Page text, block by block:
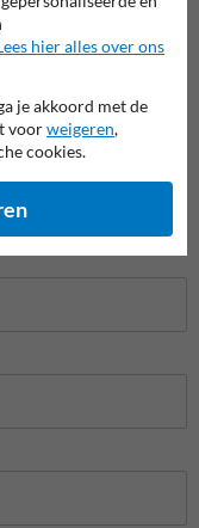
Aanrijdbeveiliging
hier alles over ons
je akkoord met de
voorweigeren,
cookies.